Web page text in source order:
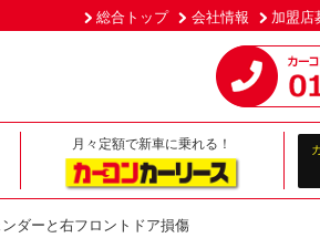
総合トップ 会社情報 加盟店
月々定額で新車に乗れる！
ダーと右フロントドア損傷